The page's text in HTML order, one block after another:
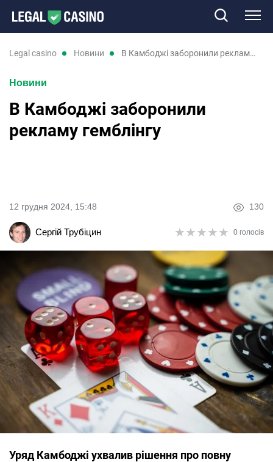
Казино
Нові казино
UK RU
legal casino новини В Камбоджі заборонили рекламу гемблінгу
Новини
В Камбоджі заборонили
рекламу гемблінгу
12 грудня 2024, 15:48 130
Сергій Трубіцин ★★★★★
★★★★★ 0 голосів
Уряд Камбоджі ухвалив рішення про повну